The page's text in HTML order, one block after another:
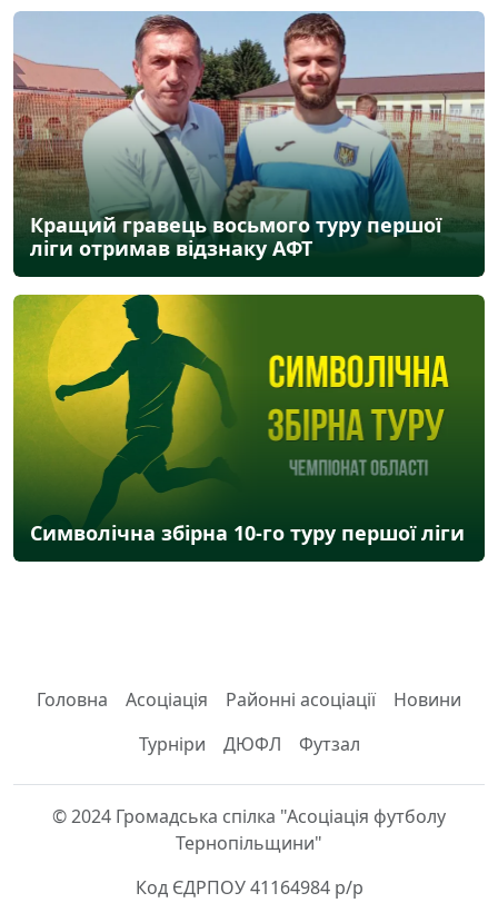
Кращий гравець восьмого туру першої
ліги отримав відзнаку АФТ
Символічна збірна 10-го туру першої ліги
Головна Асоціація Районні асоціації
Новини
Турніри
ДЮФЛ Футзал
© 2024 Громадська спілка "Асоціація футболу
Тернопільщини"
Код ЄДРПОУ 41164984 р/р